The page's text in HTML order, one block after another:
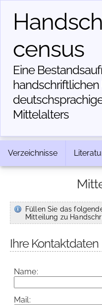
census
Eine
Mittelalters
Verzeichnisse
Füllen Sie das
Mitteilung zu
Ihre Kontaktdaten
Name:
Mail: